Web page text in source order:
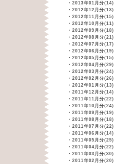
・ 2013年01月分(14)
・ 2012年12月分(13)
・ 2012年11月分(15)
・ 2012年10月分(11)
・ 2012年09月分(18)
・ 2012年08月分(21)
・ 2012年07月分(17)
・ 2012年06月分(19)
・ 2012年05月分(15)
・ 2012年04月分(29)
・ 2012年03月分(24)
・ 2012年02月分(26)
・ 2012年01月分(13)
・ 2011年12月分(14)
・ 2011年11月分(22)
・ 2011年10月分(24)
・ 2011年09月分(19)
・ 2011年08月分(18)
・ 2011年07月分(22)
・ 2011年06月分(14)
・ 2011年05月分(25)
・ 2011年04月分(22)
・ 2011年03月分(30)
・ 2011年02月分(20)